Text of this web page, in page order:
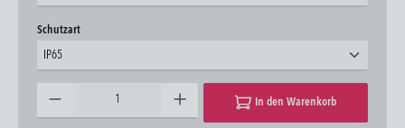
Schutzartauswählen
IP65
In den Warenkorb